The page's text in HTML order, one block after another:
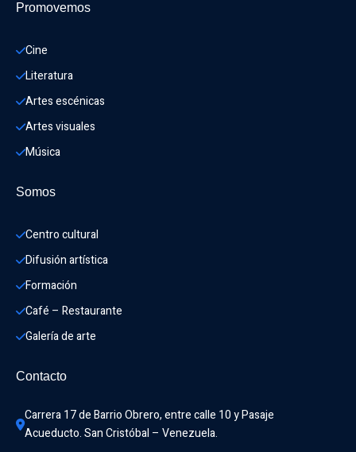
Promovemos
Cine
Literatura
Artes escénicas
Artes visuales
Música
Somos
Centro cultural
Difusión artística
Formación
Café – Restaurante
Galería de arte
Contacto
Carrera 17 de Barrio Obrero, entre calle 10 y Pasaje
Acueducto. San Cristóbal – Venezuela.